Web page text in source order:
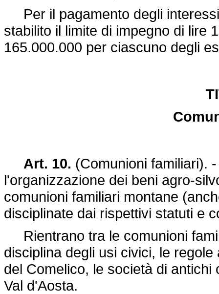
Per il pagamento degli
stabilito il limite di impegno di lire
165.000.000 per ciascuno degli
Art. 10. (Comunioni familiari).
l'organizzazione dei beni agro-
comunioni familiari montane
disciplinate dai rispettivi statuti e
Rientrano tra le comunioni
disciplina degli usi civici, le
del Comelico, le società di
Val d'Aosta.